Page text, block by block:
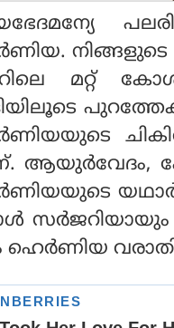
നിങ്ങളുടെ
മറ്റ്
ആയുര്‍വേദം,
സര്‍ജറിയായും
ഹെര്‍ണിയ